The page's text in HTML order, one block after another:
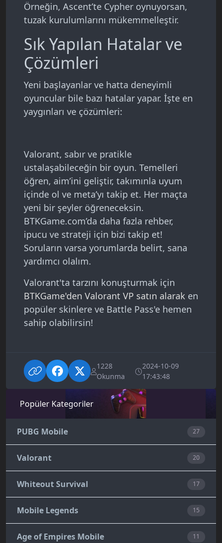
Örneğin, Ascent’te Cypher oynuyorsan,
tuzak kurulumlarını mükemmelleştir.
Sık Yapılan Hatalar ve
Çözümleri
Yeni başlayanlar ve hatta deneyimli
oyuncular bile bazı hatalar yapar. İşte en
yaygınları ve çözümleri:
Valorant, sabır ve pratikle
ustalaşabileceğin bir oyun. Temelleri
öğren, aim’ini geliştir, takımınla uyum
içinde ol ve meta’yı takip et. Her maçta
yeni bir şeyler öğreneceksin.
BTKGame.com’da daha fazla rehber,
ipucu ve strateji için bizi takip et!
Soruların varsa yorumlarda belirt, sana
yardımcı olalım.
Valorant'ta tarzını konuşturmak için
BTKGame'den Valorant VP satın alarak en
popüler skinlere ve Battle Pass'e hemen
sahip olabilirsin!
1228
Okunma
2024-10-09
17:43:48
Popüler Kategoriler
PUBG Mobile 27
Valorant 20
Whiteout Survival 17
Mobile Legends 15
Age of Empires Mobile 11